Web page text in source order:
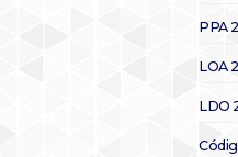
PPA
LOA
LDO